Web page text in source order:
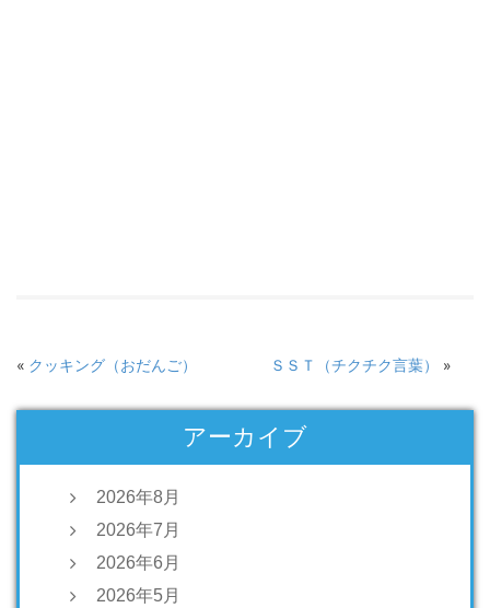
« クッキング（おだんご） ＳＳＴ（チクチク言葉） »
アーカイブ
2026年8月
2026年7月
2026年6月
2026年5月